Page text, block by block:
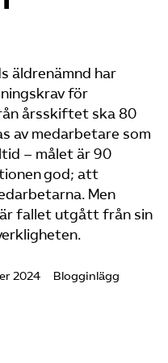
äldrenämnd har
för
årsskiftet ska 80
av medarbetare som
– målet är 90
god; att
Men
fallet utgått från sin
2024 Blogginlägg